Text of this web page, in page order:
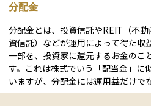
分配金
分配金とは、投資信託やREIT（不動
資信託）などが運用によって得た収
一部を、投資家に還元するお金のこ
す。これは株式でいう「配当金」に
いますが、分配金には運用益だけで
く、元本の一部が含まれることもあ